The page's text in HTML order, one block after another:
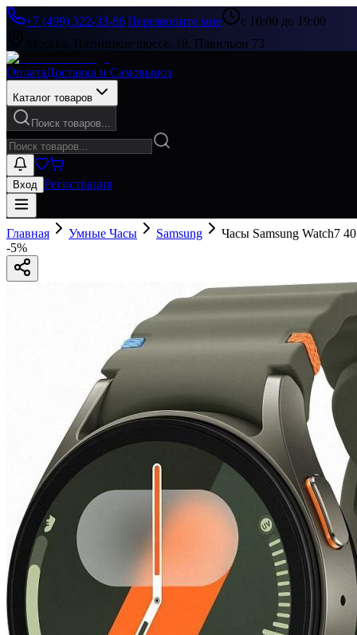
+7 (499) 322-33-86|Перезвоните мне
с 10:00 до 19:00
Москва, Пятницкое шоссе, 18, Павильон 73
ОплатаДоставка и Самовывоз
Каталог товаров
Поиск товаров...
Вход Регистрация
Главная Умные Часы Samsung
Часы Samsung Watch7
-5%